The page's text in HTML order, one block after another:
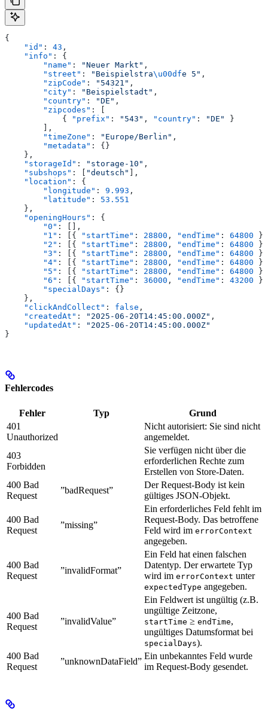
{
    "id"
: 43 ,
    "info"
: {
        "name"
: "Neuer Markt" ,
        "street"
: "Beispielstra\u00dfe 5" ,
        "zipCode"
: "54321" ,
        "city"
: "Beispielstadt" ,
        "country"
: "DE" ,
        "zipcodes"
: [
            {
"prefix" : "543" , "country" : "DE"
}
        ],
        "timeZone"
: "Europe/Berlin" ,
        "metadata"
: {}
    },
    "storageId"
: "storage-10" ,
    "subshops"
: [ "deutsch" ],
    "location"
: {
        "longitude"
: 9.993 ,
        "latitude"
: 53.551
    },
    "openingHours"
: {
        "0"
: [],
        "1"
: [{ "startTime" : 28800 , "endTime" : 64800
        "2"
: [{ "startTime" : 28800 , "endTime" : 64800
        "3"
: [{ "startTime" : 28800 , "endTime" : 64800
        "4"
: [{ "startTime" : 28800 , "endTime" : 64800
        "5"
: [{ "startTime" : 28800 , "endTime" : 64800
        "6"
: [{ "startTime" : 36000 , "endTime" : 43200
        "specialDays"
: {}
    },
    "clickAndCollect"
: false ,
    "createdAt"
: "2025-06-20T14:45:00.000Z" ,
    "updatedAt"
:
"2025-06-20T14:45:00.000Z"
}
Fehlercodes
Fehler Typ
Grund
401
Unauthorized
Nicht autorisiert: Sie sind nicht
angemeldet.
403
Forbidden
Sie verfügen nicht über die
erforderlichen Rechte zum
Erstellen von Store-Daten.
400 Bad
Request
”badRequest”
Der Request-Body ist kein
gültiges JSON-Objekt.
400 Bad
Request
”missing”
Ein erforderliches Feld fehlt im
Request-Body. Das betroffene
Feld wird im errorContext
angegeben.
400 Bad
Request
”invalidFormat”
Ein Feld hat einen falschen
Datentyp. Der erwartete Typ
wird im errorContext unter
expectedType angegeben.
400 Bad
Request
”invalidValue”
Ein Feldwert ist ungültig (z.B.
ungültige Zeitzone,
startTime ≥ endTime,
ungültiges Datumsformat bei
specialDays).
400 Bad
Request
”unknownDataField”
Ein unbekanntes Feld wurde
im Request-Body gesendet.